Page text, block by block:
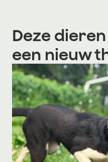
Deze
een nieuw